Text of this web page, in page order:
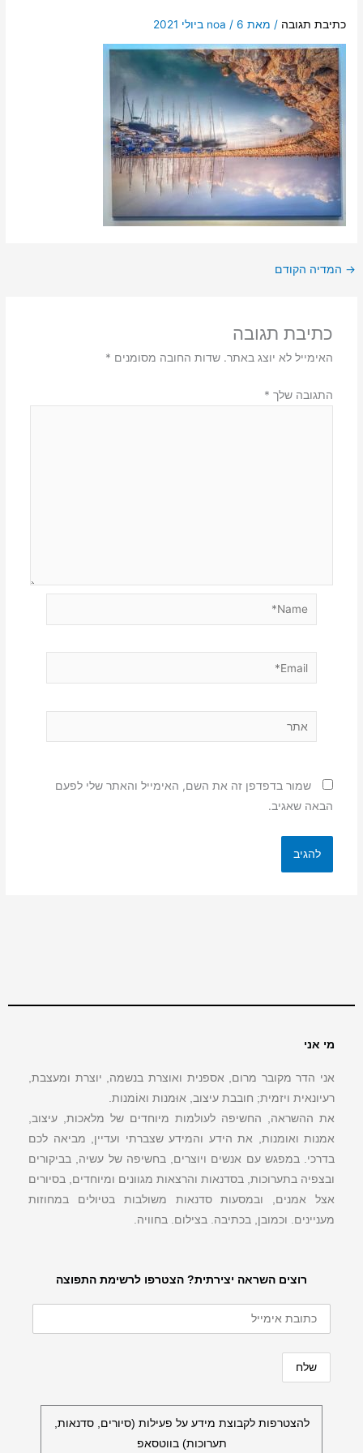
כתיבת תגובה / מאת noa / 6 ביולי 2021
→ המדיה הקודם
כתיבת תגובה
האימייל לא יוצג באתר. שדות החובה מסומנים *
התגובה שלך *
Email*
שמור בדפדפן זה את השם, האימייל והאתר שלי לפעם
הבאה שאגיב.
רוצים השראה יצירתית? הצטרפו לרשימת התפוצה
להצטרפות לקבוצת מידע על פעילות (סיורים, סדנאות,
תערוכות) בווטסאפ
מי אני
אני הדר מקובר מרום, אספנית ואוצרת בנשמה, יוצרת ומעצבת,
רעיונאית ויזמית; חובבת עיצוב, אוּמנות ואוֹמנות.
את ההשראה, החשיפה לעולמות מיוחדים של מלאכות, עיצוב,
אמנות ואומנות, את הידע והמידע שצברתי ועדיין, מביאה לכם
בדרכי. במפגש עם אנשים ויוצרים, בחשיפה של עשיה, בביקורים
ובצפיה בתערוכות, בסדנאות והרצאות מגוונים ומיוחדים, בסיורים
אצל אמנים, ובמסעות סדנאות משולבות בטיולים במחוזות
מעניינים. וכמובן, בכתיבה. בצילום. בחוויה.